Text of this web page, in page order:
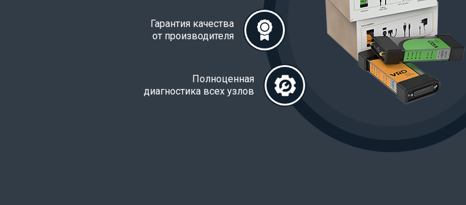
Гарантия качества
от производителя
Полноценная
диагностика всех узлов